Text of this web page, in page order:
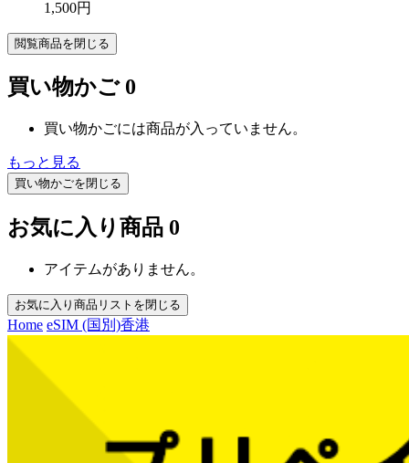
1,500円
閲覧商品を閉じる
買い物かご 0
買い物かごには商品が入っていません。
もっと見る
買い物かごを閉じる
お気に入り商品 0
アイテムがありません。
お気に入り商品リストを閉じる
Home eSIM (国別)香港